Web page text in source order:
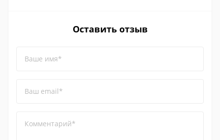
Оставить отзыв
Ваше имя*
Ваш email*
Комментарий*